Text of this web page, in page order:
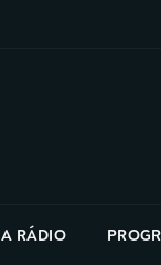
A RÁDIO